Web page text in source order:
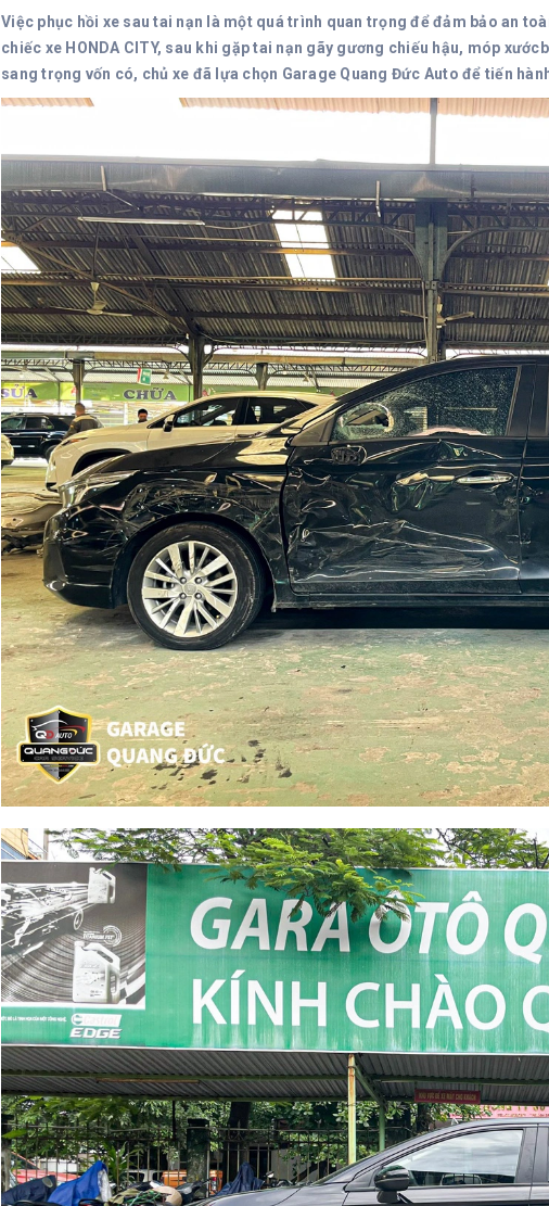
Việc phục hồi xe sau tai nạn là một quá trình quan trọng để đảm bảo an
chiếc xe HONDA CITY, sau khi gặp tai nạn gãy gương chiếu hậu, móp
sang trọng vốn có, chủ xe đã lựa chọn Garage Quang Đức Auto để tiến